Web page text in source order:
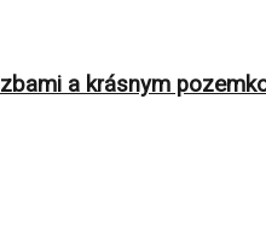
a krásnym